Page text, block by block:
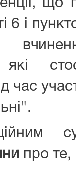
6 і
час
про